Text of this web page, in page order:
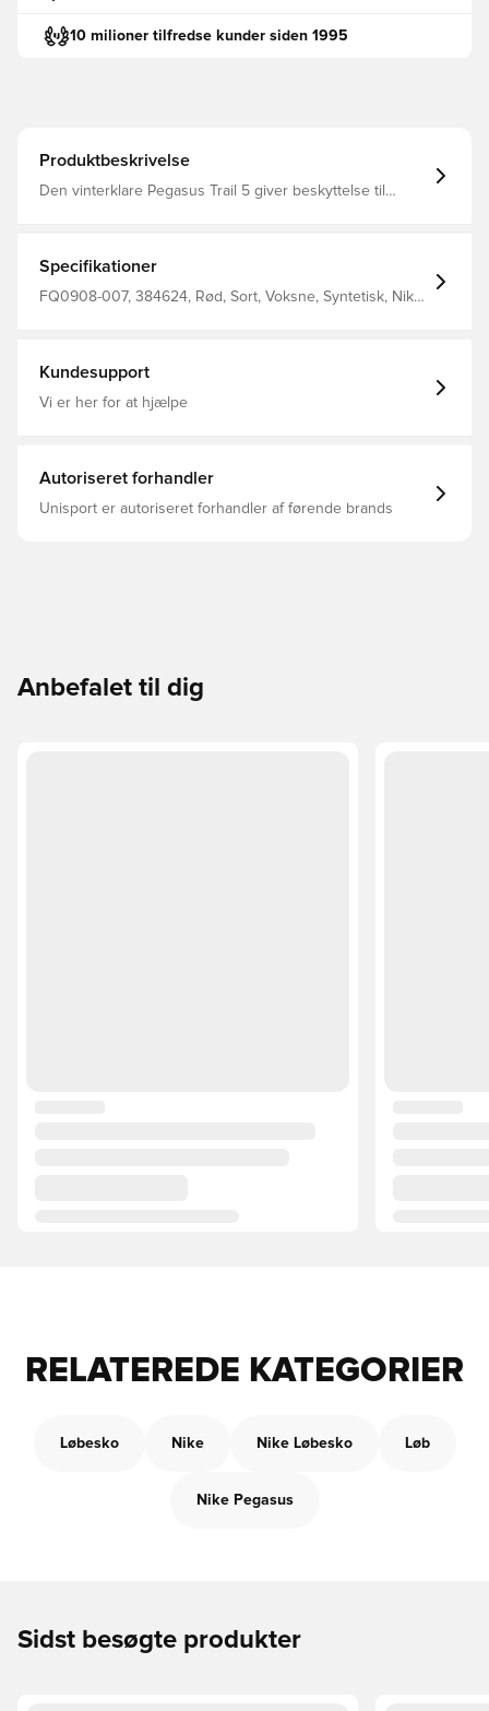
10 milioner tilfredse kunder siden 1995
Produktbeskrivelse
Den vinterklare Pegasus Trail 5 giver beskyttelse til
Med en ReactX-skummellemsål giver den dig responsiv
stødabsorbering til et energisk løb.
Specifikationer
FQ0908-007, 384624, Rød, Sort, Voksne, Syntetisk, Nike,
Kundesupport
Vi er her for at hjælpe
Autoriseret forhandler
Unisport er autoriseret forhandler af førende brands
Anbefalet til dig
RELATEREDE KATEGORIER
Løbesko Nike Nike Løbesko Løb
Nike Pegasus
Sidst besøgte produkter